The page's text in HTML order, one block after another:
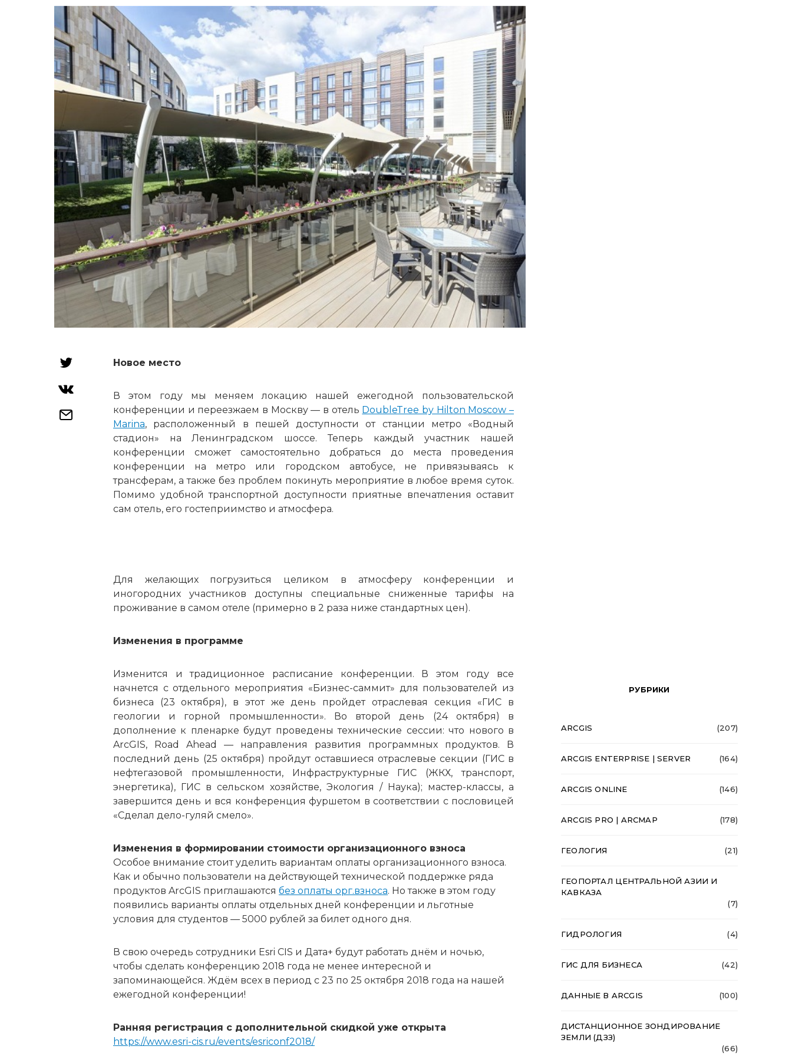
Новое место
В этом году мы меняем локацию нашей ежегодной пользовательской
конференции и переезжаем в Москву — в отель DoubleTree by Hilton Moscow –
Marina, расположенный в пешей доступности от станции метро «Водный
стадион» на Ленинградском шоссе. Теперь каждый участник нашей
конференции сможет самостоятельно добраться до места проведения
конференции на метро или городском автобусе, не привязываясь к
трансферам, а также без проблем покинуть мероприятие в любое время суток.
Помимо удобной транспортной доступности приятные впечатления оставит
сам отель, его гостеприимство и атмосфера.
Для желающих погрузиться целиком в атмосферу конференции и
иногородних участников доступны специальные сниженные тарифы на
проживание в самом отеле (примерно в 2 раза ниже стандартных цен).
Изменения в программе
Изменится и традиционное расписание конференции. В этом году все
начнется с отдельного мероприятия «Бизнес-саммит» для пользователей из
бизнеса (23 октября), в этот же день пройдет отраслевая секция «ГИС в
геологии и горной промышленности». Во второй день (24 октября) в
дополнение к пленарке будут проведены технические сессии: что нового в
ArcGIS, Road Ahead — направления развития программных продуктов. В
последний день (25 октября) пройдут оставшиеся отраслевые секции (ГИС в
нефтегазовой промышленности, Инфраструктурные ГИС (ЖКХ, транспорт,
энергетика), ГИС в сельском хозяйстве, Экология / Наука); мастер-классы, а
завершится день и вся конференция фуршетом в соответствии с пословицей
«Сделал дело-гуляй смело».
Изменения в формировании стоимости организационного взноса
Особое внимание стоит уделить вариантам оплаты организационного взноса.
Как и обычно пользователи на действующей технической поддержке ряда
продуктов ArcGIS приглашаются без оплаты орг.взноса. Но также в этом году
появились варианты оплаты отдельных дней конференции и льготные
условия для студентов — 5000 рублей за билет одного дня.
В свою очередь сотрудники Esri CIS и Дата+ будут работать днём и ночью,
чтобы сделать конференцию 2018 года не менее интересной и
запоминающейся. Ждём всех в период с 23 по 25 октября 2018 года на нашей
ежегодной конференции!
Ранняя регистрация с дополнительной скидкой уже открыта
https://www.esri-cis.ru/events/esriconf2018/
РУБРИКИ
ARCGIS (207)
ARCGIS ENTERPRISE | SERVER (164)
ARCGIS ONLINE (146)
ARCGIS PRO | ARCMAP (178)
ГЕОЛОГИЯ (21)
ГЕОПОРТАЛ ЦЕНТРАЛЬНОЙ АЗИИ И
КАВКАЗА
(7)
ГИДРОЛОГИЯ (4)
ГИС ДЛЯ БИЗНЕСА (42)
ДАННЫЕ В ARCGIS (100)
ДИСТАНЦИОННОЕ ЗОНДИРОВАНИЕ
ЗЕМЛИ (ДЗЗ)
(66)